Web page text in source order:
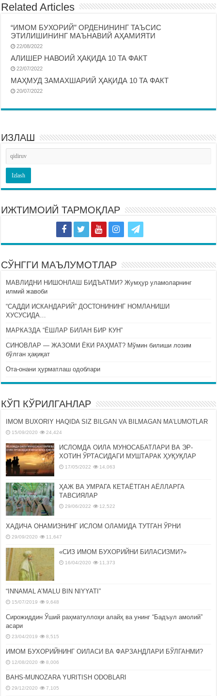
Related Articles
“ИМОМ БУХОРИЙ” ОРДЕНИНИНГ ТАЪСИС
ЭТИЛИШИНИНГ МАЪНАВИЙ АҲАМИЯТИ
22/08/2022
АЛИШЕР НАВОИЙ ҲАҚИДА 10 ТА ФАКТ
22/07/2022
МАҲМУД ЗАМАХШАРИЙ ҲАҚИДА 10 ТА ФАКТ
20/07/2022
ИЗЛАШ
ИЖТИМОИЙ ТАРМОҚЛАР
СЎНГГИ МАЪЛУМОТЛАР
МАВЛИДНИ НИШОНЛАШ БИДЪАТМИ? Жумҳур уламоларнинг
илмий жавоби
“САДДИ ИСКАНДАРИЙ” ДОСТОНИНИНГ НОМЛАНИШИ
ХУСУСИДА…
МАРКАЗДА “ЁШЛАР БИЛАН БИР КУН”
СИНОВЛАР — ЖАЗОМИ ЁКИ РАҲМАТ? Мўмин билиши лозим
бўлган ҳақиқат
Ота-онани ҳурматлаш одоблари
КЎП КЎРИЛГАНЛАР
IMOM BUXORIY HAQIDA SIZ BILGAN VA BILMAGAN MA’LUMOTLAR
15/09/2020 24,424
ИСЛОМДА ОИЛА МУНОСАБАТЛАРИ ВА ЭР-
ХОТИН ЎРТАСИДАГИ МУШТАРАК ҲУҚУҚЛАР
17/05/2022 14,063
ҲАЖ ВА УМРАГА КЕТАЁТГАН АЁЛЛАРГА
ТАВСИЯЛАР
29/06/2022 12,522
ХАДИЧА ОНАМИЗНИНГ ИСЛОМ ОЛАМИДА ТУТГАН ЎРНИ
29/09/2020 11,647
«СИЗ ИМОМ БУХОРИЙНИ БИЛАСИЗМИ?»
16/04/2020 11,373
“INNAMAL A’MALU BIN NIYYATI”
15/07/2019 9,648
Сирожиддин Ўший раҳматуллоҳи алайҳ ва унинг “Бадъул амолий”
асари
23/04/2019 8,515
ИМОМ БУХОРИЙНИНГ ОИЛАСИ ВА ФАРЗАНДЛАРИ БЎЛГАНМИ?
12/08/2020 8,006
BAHS-MUNOZARA YURITISH ODOBLARI
29/12/2020 7,105